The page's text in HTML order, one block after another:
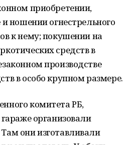
приобретении,
и ношении огнестрельного
к нему; покушении на
средств в
производстве
в особо крупном размере.
комитета РБ,
организовали
они изготавливали